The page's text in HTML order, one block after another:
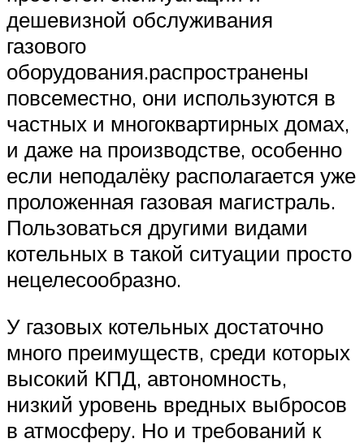
дешевизной обслуживания
газового
оборудования.распространены
повсеместно, они используются в
частных и многоквартирных домах,
и даже на производстве, особенно
если неподалёку располагается уже
проложенная газовая магистраль.
Пользоваться другими видами
котельных в такой ситуации просто
нецелесообразно.
У газовых котельных достаточно
много преимуществ, среди которых
высокий КПД, автономность,
низкий уровень вредных выбросов
в атмосферу. Но и требований к